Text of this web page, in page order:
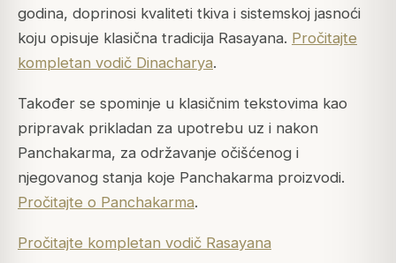
godina, doprinosi kvaliteti tkiva i sistemskoj jasnoći
koju opisuje klasična tradicija Rasayana. Pročitajte
kompletan vodič Dinacharya.
Također se spominje u klasičnim tekstovima kao
pripravak prikladan za upotrebu uz i nakon
Panchakarma, za održavanje očišćenog i
njegovanog stanja koje Panchakarma proizvodi.
Pročitajte o Panchakarma.
Pročitajte kompletan vodič Rasayana